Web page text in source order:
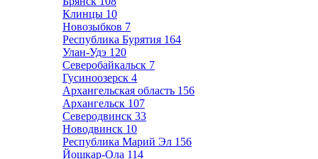
Клинцы 10
Новозыбков 7
Республика Бурятия 164
Улан-Удэ 120
Северобайкальск 7
Гусиноозерск 4
Архангельская область 156
Архангельск 107
Северодвинск 33
Новодвинск 10
Республика Марий Эл 156
Йошкар-Ола 114